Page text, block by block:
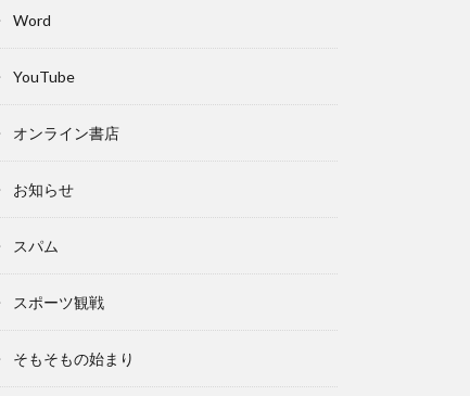
Word
YouTube
オンライン書店
お知らせ
スパム
スポーツ観戦
そもそもの始まり